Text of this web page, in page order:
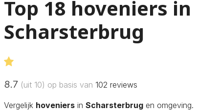
Top 18 hoveniers in
Scharsterbrug
8.7 (uit 10) op basis van 102 reviews
Vergelijk hoveniers in Scharsterbrug en omgeving.